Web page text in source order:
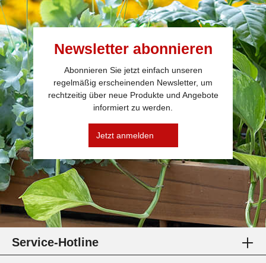
Newsletter abonnieren
Abonnieren Sie jetzt einfach unseren
regelmäßig erscheinenden Newsletter, um
rechtzeitig über neue Produkte und Angebote
informiert zu werden.
Jetzt anmelden
Service-Hotline